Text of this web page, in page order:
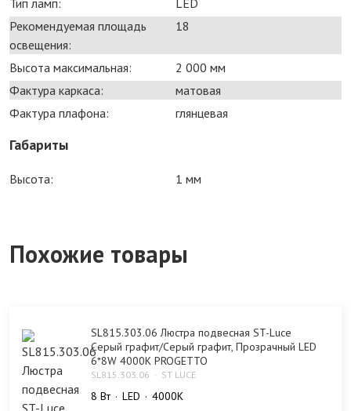
Рекомендуемая площадь
освещения:
18
Высота максимальная:
2 000 мм
Фактура каркаса:
матовая
Фактура плафона:
глянцевая
Габариты
Высота: 1 мм
Похожие товары
SL815.303.06 Люстра подвесная ST-Luce
Серый графит/Серый графит, Прозрачный LED
6*8W 4000K PROGETTO
SL815.303.06 ST LUCE
8 Bт LED 4000K